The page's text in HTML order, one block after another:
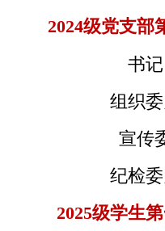
2024级党支部
书
组织
宣传
纪检
2025级学生